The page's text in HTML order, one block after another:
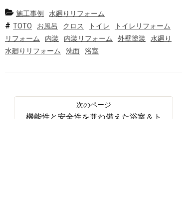
施工事例
水廻りリフォーム
TOTO
お風呂 クロス トイレ
トイレリフォーム
リフォーム
内装 内装リフォーム 外壁塗装
水廻り
水廻りリフォーム
洗面 浴室
機能性と安全性を兼ね備えた浴室＆ト